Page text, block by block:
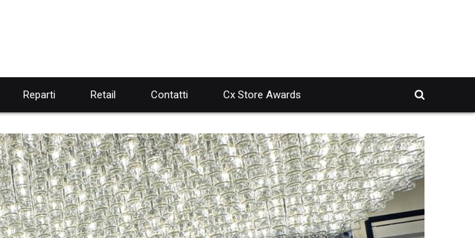
Reparti Retail Contatti Cx Store Awards